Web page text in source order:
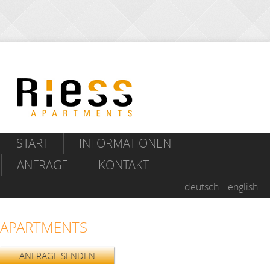
START
INFORMATIONEN
ANFRAGE
KONTAKT
deutsch english
APARTMENTS
ANFRAGE SENDEN